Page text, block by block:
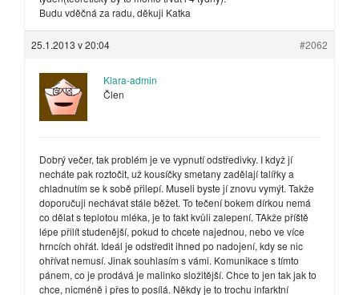
Budu vděčná za radu, děkuji Katka
25.1.2013 v 20:04 #2062
Klara-admin
Člen
Dobrý večer, tak problém je ve vypnutí odstředivky. I když jí
necháte pak roztočit, už kousíčky smetany zadělají talířky a
chladnutím se k sobě přilepí. Museli byste jí znovu vymýt. Takže
doporučuji nechávat stále běžet. To tečení bokem dírkou nemá
co dělat s teplotou mléka, je to fakt kvůli zalepení. TAkže příště
lépe přilít studenější, pokud to chcete najednou, nebo ve více
hrncích ohřát. Ideál je odstředit ihned po nadojení, kdy se nic
ohřívat nemusí. Jinak souhlasím s vámi. Komunikace s tímto
pánem, co je prodává je malinko složitější. Chce to jen tak jak to
chce, nicméně i přes to posílá. Někdy je to trochu infarktní